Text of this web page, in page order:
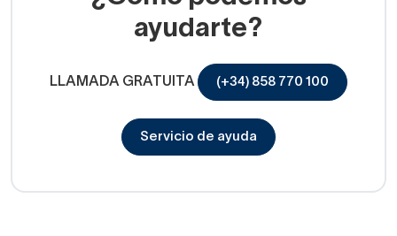
ayudarte?
LLAMADA GRATUITA (+34) 858 770 100
Servicio de ayuda